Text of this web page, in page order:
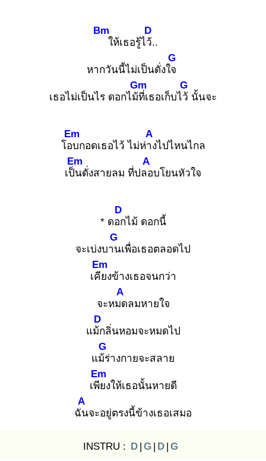
Bm
ให้เธอรู้ไว้.
D
.
หากวันนี้ไม่เป็นดั่งใจ
G
เธอไม่เป็นไร ดอกไม้ที่
Gm
เธอเก็บไว้
G
นั้นจะ
โอบ
Em
กอดเธอไว้ ไม่ห่าง
A
ไปไหนไกล
เป็น
Em
ดั่งสายลม ที่ปลอ
A
บโยนหัวใจ
* ดอก
D
ไม้ ดอกนี้
จะเบ่งบาน
G
เพื่อเธอตลอดไป
เคีย
Em
งข้างเธอจนกว่า
จะหมด
A
ลมหายใจ
แม้ก
D
ลิ่นหอมจะหมดไป
แม้ร่
G
างกายจะสลาย
เพีย
Em
งให้เธอนั้นหายดี
ฉัน
A
จะอยู่ตรงนี้ข้างเธอเสมอ
INSTRU : D | G | D | G